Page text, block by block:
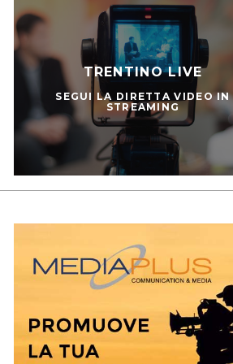
TRENTINO LIVE
SEGUI LA DIRETTA VIDEO IN
STREAMING